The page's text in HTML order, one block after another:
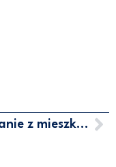
Spotkanie z mieszkańcami Pucka